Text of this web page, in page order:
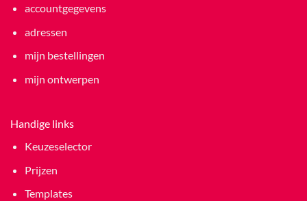
accountgegevens
adressen
mijn bestellingen
mijn ontwerpen
Handige links
Keuzeselector
Prijzen
Templates